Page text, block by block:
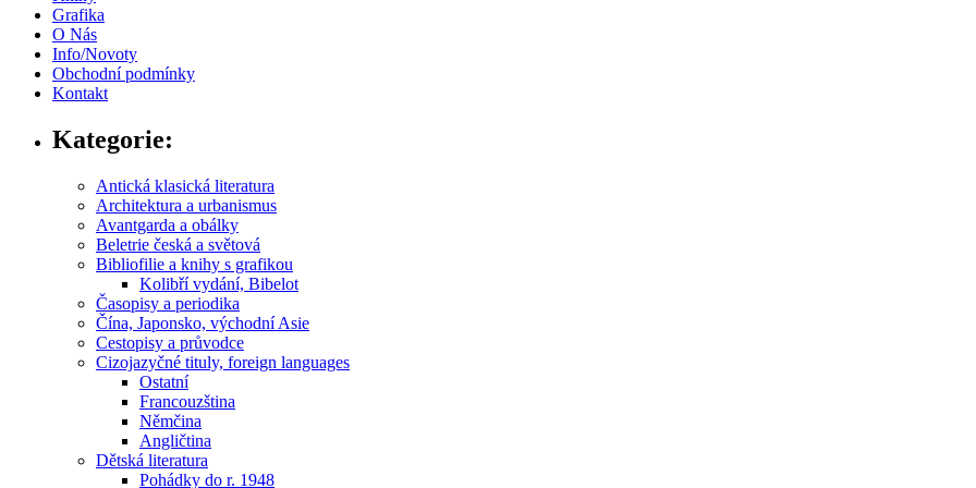
Grafika
O Nás
Info/Novoty
Obchodní podmínky
Kontakt
Kategorie:
Antická klasická literatura
Architektura a urbanismus
Avantgarda a obálky
Beletrie česká a světová
Bibliofilie a knihy s grafikou
Kolibří vydání, Bibelot
Časopisy a periodika
Čína, Japonsko, východní Asie
Cestopisy a průvodce
Cizojazyčné tituly, foreign languages
Ostatní
Francouzština
Němčina
Angličtina
Dětská literatura
Pohádky do r. 1948